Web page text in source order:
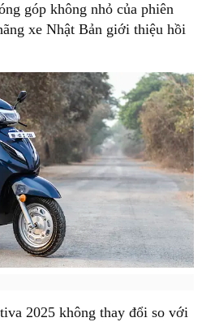
góp không nhỏ của phiên
xe Nhật Bản giới thiệu hồi
2025 không thay đổi so với